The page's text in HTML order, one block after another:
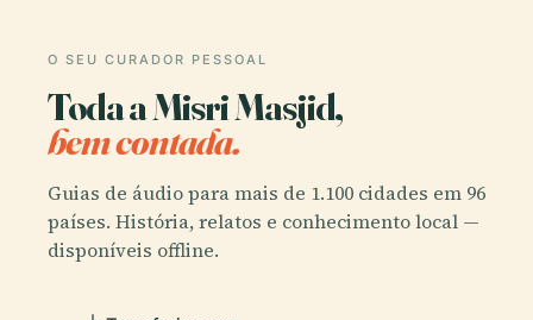
O SEU CURADOR PESSOAL
Toda a Misri Masjid,
bem contada.
Guias de áudio para mais de 1.100 cidades em 96
países. História, relatos e conhecimento local —
disponíveis offline.